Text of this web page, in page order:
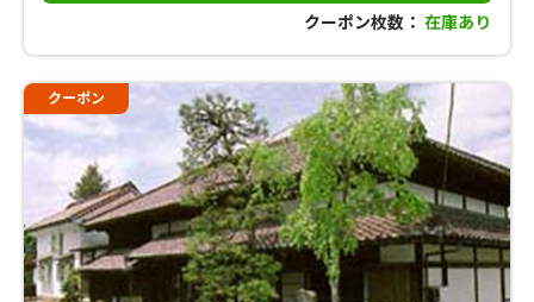
クーポン枚数： 在庫あり
クーポン